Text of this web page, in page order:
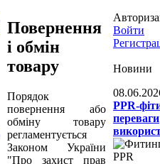
Повернення
і обмін
товару
Порядок
повернення або
обміну товару
регламентується
Законом України
"Про захист прав
Войти
Новини
PPR-
переваги